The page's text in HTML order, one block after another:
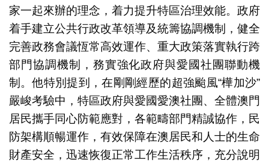
家一起來辦的理念，着力提升特區治理效能。政府
着手建立公共行政改革領導及統籌協調機制，健全
完善政務會議恆常高效運作、重大政策落實執行跨
部門協調機制，務實強化政府與愛國社團聯動機
制。他特別提到，在剛剛經歷的超強颱風“樺加沙”
嚴峻考驗中，特區政府與愛國愛澳社團、全體澳門
居民攜手同心防範應對，各範疇部門精誠協作，民
防架構順暢運作，有效保障在澳居民和人士的生命
財產安全，迅速恢復正常工作生活秩序，充分說明